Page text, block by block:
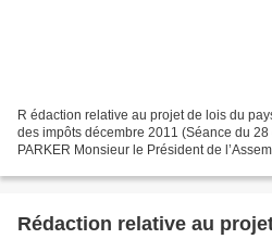
R édaction relative au projet de lois du
des impôts décembre 2011 (Séance du
PARKER Monsieur le Président de
Rédaction relative au